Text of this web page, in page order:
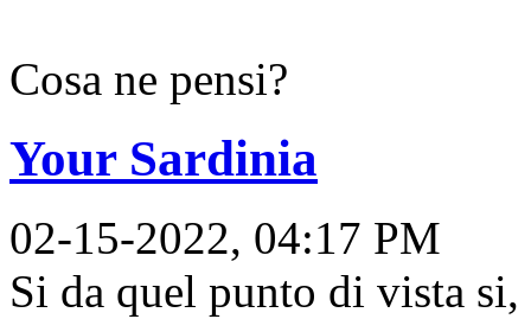
Cosa ne pensi?
Your Sardinia
02-15-2022, 04:17 PM
Si da quel punto di vista